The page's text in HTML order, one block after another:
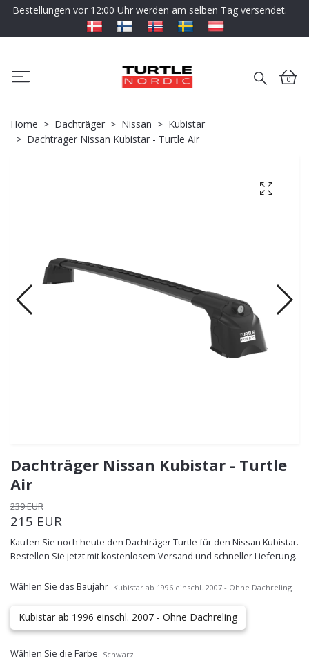
Bestellungen vor 12:00 Uhr werden am selben Tag versendet.
0
Home Dachträger Nissan
Kubistar
Dachträger Nissan Kubistar - Turtle Air
Dachträger Nissan Kubistar - Turtle
Air
239 EUR
215 EUR
Kaufen Sie noch heute den Dachträger Turtle für den Nissan Kubistar.
Bestellen Sie jetzt mit kostenlosem Versand und schneller Lieferung.
Wählen Sie das Baujahr Kubistar ab 1996 einschl. 2007 - Ohne Dachreling
Kubistar ab 1996 einschl. 2007 - Ohne Dachreling
Wählen Sie die Farbe Schwarz